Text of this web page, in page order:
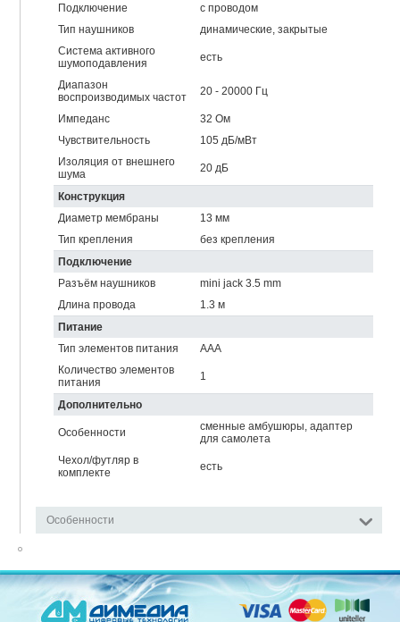
Подключение
с проводом
Тип наушников
динамические, закрытые
Система активного
шумоподавления
есть
Диапазон
воспроизводимых частот
20 - 20000 Гц
Импеданс
32 Ом
Чувствительность
105 дБ/мВт
Изоляция от внешнего
шума
20 дБ
Конструкция
Диаметр мембраны
13 мм
Тип крепления
без крепления
Подключение
Разъём наушников
mini jack 3.5 mm
Длина провода
1.3 м
Питание
Тип элементов питания
AAA
Количество элементов
питания
1
Дополнительно
Особенности
сменные амбушюры, адаптер
для самолета
Чехол/футляр в
комплекте
есть
Особенности